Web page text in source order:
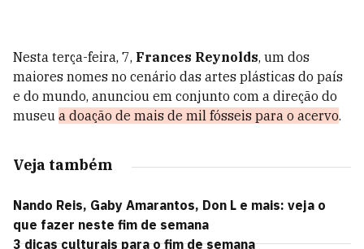
Nesta terça-feira, 7, Frances Reynolds, um dos
maiores nomes no cenário das artes plásticas do país
e do mundo, anunciou em conjunto com a direção do
museu a doação de mais de mil fósseis para o acervo.
Veja também
Nando Reis, Gaby Amarantos, Don L e mais: veja o
que fazer neste fim de semana
3 dicas culturais para o fim de semana